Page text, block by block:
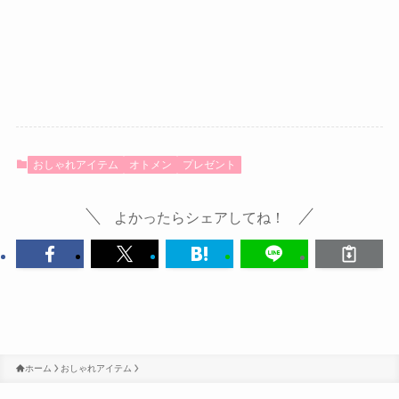
おしゃれアイテム オトメン プレゼント
よかったらシェアしてね！
ホーム おしゃれアイテム